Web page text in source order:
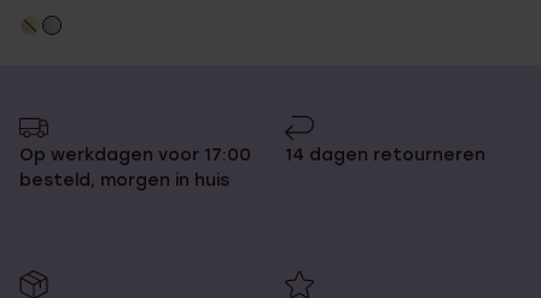
Op werkdagen voor 17:00
besteld, morgen in huis
14 dagen retourneren